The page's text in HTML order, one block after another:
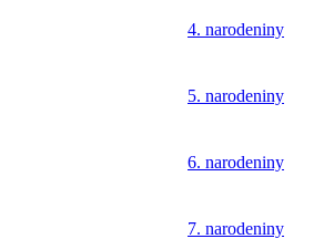
4. narodeniny
5. narodeniny
6. narodeniny
7. narodeniny